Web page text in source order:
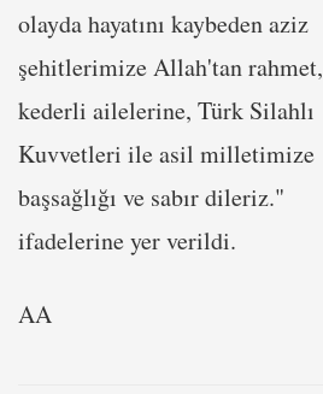
olayda hayatını kaybeden aziz
şehitlerimize Allah'tan rahmet,
kederli ailelerine, Türk Silahlı
Kuvvetleri ile asil milletimize
başsağlığı ve sabır dileriz."
ifadelerine yer verildi.
AA